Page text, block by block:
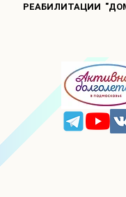
РЕАБИЛИТАЦИИ